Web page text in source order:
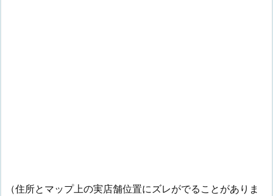
（住所とマップ上の実店舗位置にズレがでることがありま